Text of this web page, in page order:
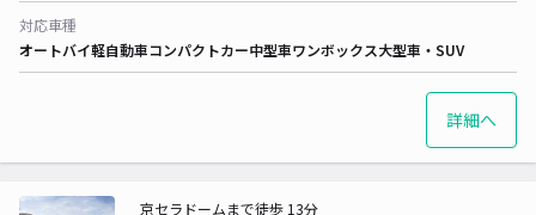
対応車種
オートバイ軽自動車コンパクトカー中型車ワンボックス大型車・SUV
詳細へ
京セラドームまで徒歩 13分